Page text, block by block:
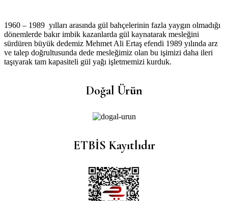
1960 – 1989 yılları arasında gül bahçelerinin fazla yaygın olmadığı
dönemlerde bakır imbik kazanlarda gül kaynatarak mesleğini
sürdüren büyük dedemiz Mehmet Ali Ertaş efendi 1989 yılında arz
ve talep doğrultusunda dede mesleğimiz olan bu işimizi daha ileri
taşıyarak tam kapasiteli gül yağı işletmemizi kurduk.
Doğal Ürün
ETBİS Kayıtlıdır